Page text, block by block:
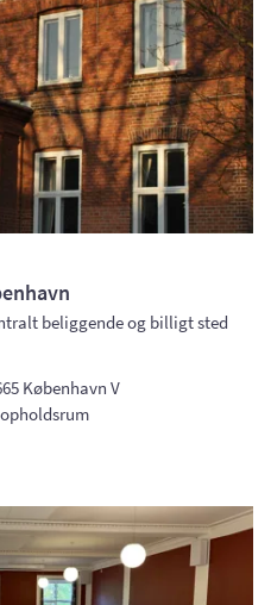
beliggende og billigt sted
København V